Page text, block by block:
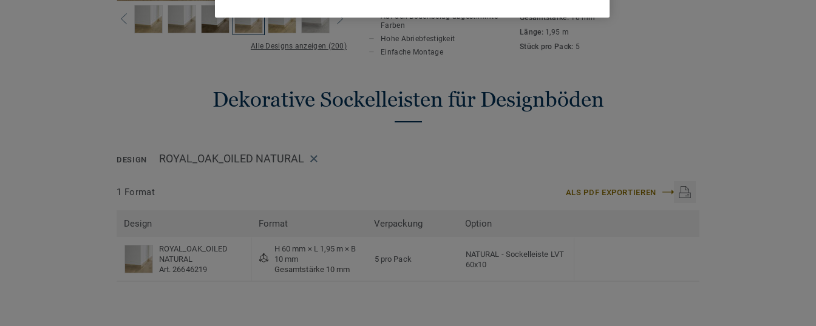
Alle Designs anzeigen (200)
Auf den Bodenbelag abgestimmte
Farben
Hohe Abriebfestigkeit
Einfache Montage
Gesamtstärke:10 mm
Länge: 1,95 m
Stück pro Pack: 5
Dekorative Sockelleisten für Designböden
DESIGN ROYAL_OAK_OILED NATURAL
1 Format ALS PDF EXPORTIEREN
Design Format Verpackung Option
ROYAL_OAK_OILED
NATURAL
Art. 26646219
H 60 mm × L 1,95 m × B
10 mm
Gesamtstärke 10 mm
5 pro Pack
NATURAL - Sockelleiste LVT
60x10